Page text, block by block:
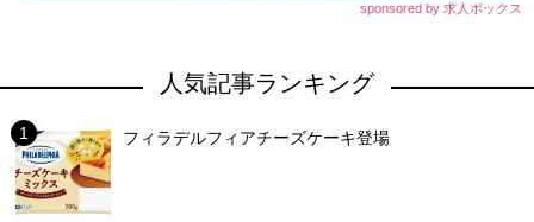
sponsored by 求人ボックス
人気記事ランキング
フィラデルフィアチーズケーキ登場